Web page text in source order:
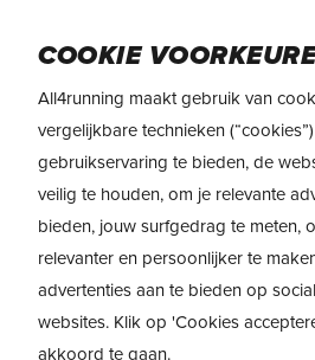
content
REVIEW
REVIEW:
CASCADIA
COOKIE
All4running maakt gebruik van
vergelijkbare technieken
gebruikservaring te bieden, de
veilig te houden, om je relevante
bieden, jouw surfgedrag te meten,
relevanter en persoonlijker te
advertenties aan te bieden op
websites. Klik op 'Cookies
akkoord te gaan.